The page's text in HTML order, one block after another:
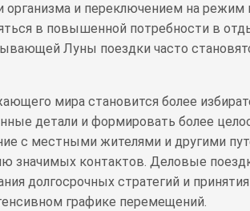
и переключением на режим
в повышенной потребности в
Луны поездки часто
мира становится более
детали и формировать более
с местными жителями и другими
значимых контактов. Деловые
долгосрочных стратегий и
графике перемещений.